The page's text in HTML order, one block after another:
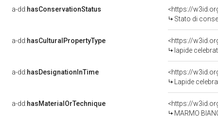
a-dd:hasConservationStatus
<https://
Stato di
a-dd:hasCulturalPropertyType
<https://
lapide
a-dd:hasDesignationInTime
Lapide
a-dd:hasMaterialOrTechnique
<https://
MARMO